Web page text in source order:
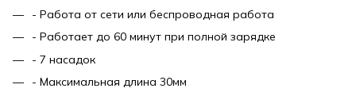
- Работа от сети или беспроводная работа
- Работает до 60 минут при полной зарядке
- 7 насадок
- Максимальная длина 30мм